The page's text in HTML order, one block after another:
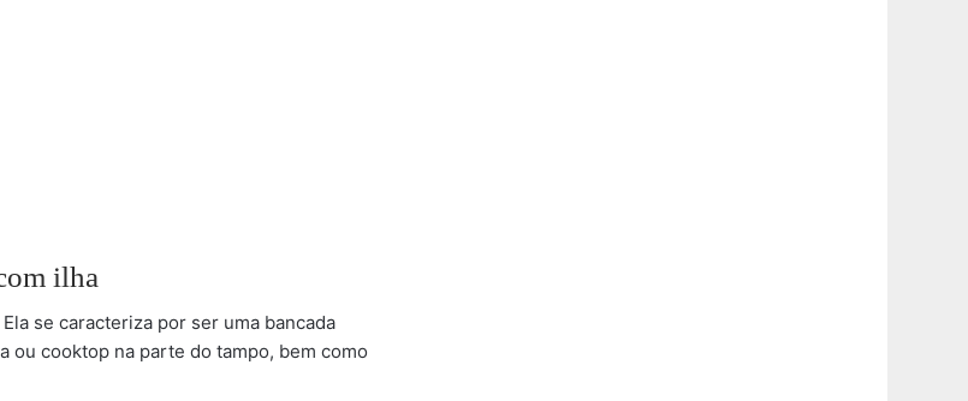
ilha
se caracteriza por ser uma bancada
ou cooktop na parte do tampo, bem como